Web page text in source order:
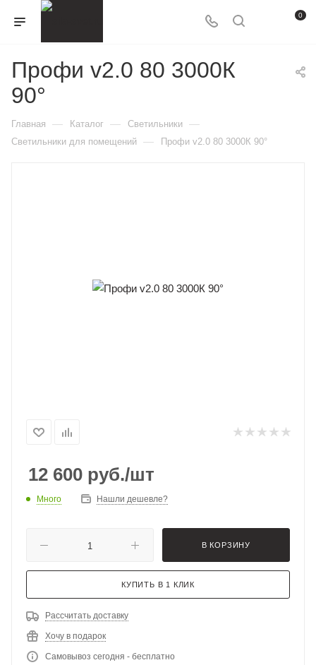
0
Профи v2.0 80 3000К
90°
Главная — Каталог — Светильники —
Светильники для помещений — Профи v2.0 80 3000К 90°
12 600 руб./шт
Много Нашли дешевле?
В КОРЗИНУ
КУПИТЬ В 1 КЛИК
Рассчитать доставку
Хочу в подарок
Самовывоз сегодня - бесплатно